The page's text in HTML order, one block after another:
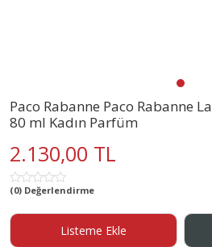
Paco Rabanne Paco Rabanne
80 ml Kadın Parfüm
2.130,00 TL
(0) Değerlendirme
Listeme Ekle